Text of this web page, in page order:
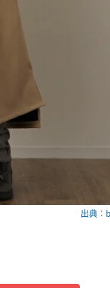
出典：